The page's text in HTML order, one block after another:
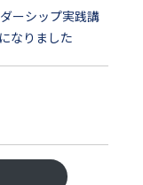
ーシップ実践講
なりました